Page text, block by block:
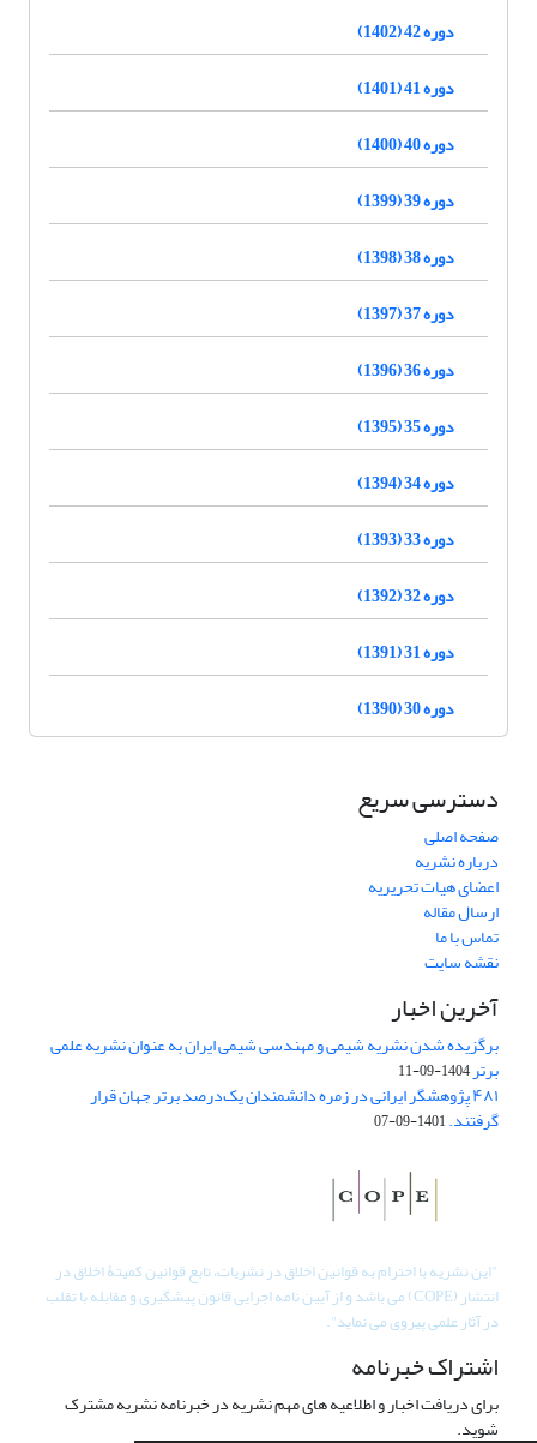
دوره 42 (1402)
دوره 41 (1401)
دوره 40 (1400)
دوره 39 (1399)
دوره 38 (1398)
دوره 37 (1397)
دوره 36 (1396)
دوره 35 (1395)
دوره 34 (1394)
دوره 33 (1393)
دوره 32 (1392)
دوره 31 (1391)
دوره 30 (1390)
دسترسی سریع
صفحه اصلی
درباره نشریه
اعضای هیات تحریریه
ارسال مقاله
تماس با ما
نقشه سایت
آخرین اخبار
برگزیده شدن نشریه شیمی و مهندسی شیمی ایران به عنوان نشریه علمی
برتر1404-09-11
۴۸۱ پژوهشگر ایرانی در زمره دانشمندان یک‌درصد برتر جهان قرار
گرفتند.1401-09-07
"این نشریه با احترام به قوانین اخلاق در نشریات، تابع قوانین کمیتۀ اخلاق در
انتشار (COPE) می باشد و از آیین نامه اجرایی قانون پیشگیری و مقابله با تقلب
در آثار علمی پیروی می نماید".
اشتراک خبرنامه
برای دریافت اخبار و اطلاعیه های مهم نشریه در خبرنامه نشریه مشترک
شوید.